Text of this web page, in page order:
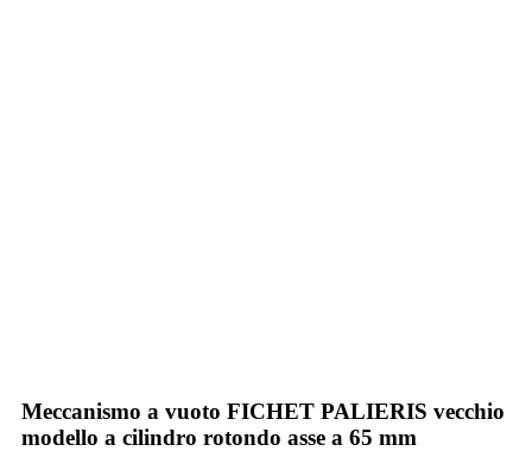
Meccanismo a vuoto FICHET PALIERIS vecchio
modello a cilindro rotondo asse a 65 mm